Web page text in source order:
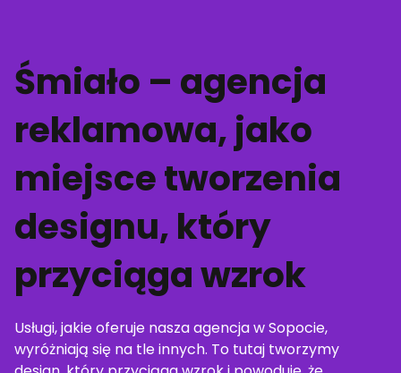
Śmiało – agencja
reklamowa, jako
miejsce tworzenia
designu, który
przyciąga wzrok
Usługi, jakie oferuje nasza agencja w Sopocie,
wyróżniają się na tle innych. To tutaj tworzymy